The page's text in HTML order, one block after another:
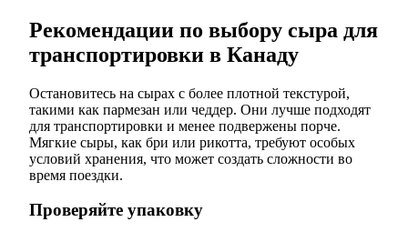
Рекомендации по выбору сыра для
транспортировки в Канаду
Остановитесь на сырах с более плотной текстурой,
такими как пармезан или чеддер. Они лучше подходят
для транспортировки и менее подвержены порче.
Мягкие сыры, как бри или рикотта, требуют особых
условий хранения, что может создать сложности во
время поездки.
Проверяйте упаковку